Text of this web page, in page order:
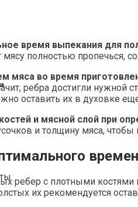
время выпекания для
полностью пропечься,
мяса во время
ребра достигли нужной
оставить их в духовке
и мясной слой при
и толщину мяса,
ребер с плотными костями
их рекомендуется